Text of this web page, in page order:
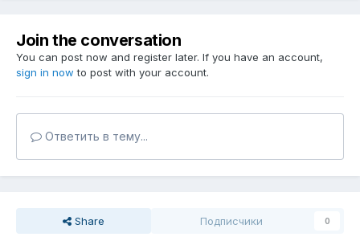
Join the conversation
You can post now and register later. If you have an account,
sign in now to post with your account.
Ответить в тему...
Share Подписчики 0